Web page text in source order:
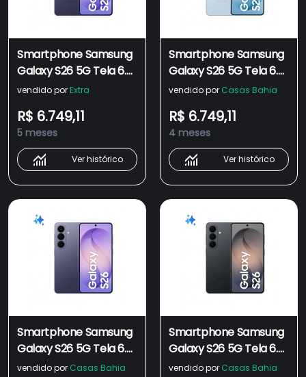
Smartphone Samsung
Galaxy S26 5G Tela 6.3"
256GB Câmera 50MP -
vendido por Extra
R$ 6.749,11
5 meses
Ver histórico
Smartphone Samsung
Galaxy S26 5G Tela 6.3"
512GB Câmera 50MP -
vendido por Casas Bahia
R$ 6.749,11
4 meses
Ver histórico
Smartphone Samsung
Galaxy S26 5G Tela 6.3"
256GB Câmera 50MP -
vendido por Casas Bahia
Smartphone Samsung
Galaxy S26 5G Tela 6.3"
512GB Câmera 50MP -
vendido por Casas Bahia